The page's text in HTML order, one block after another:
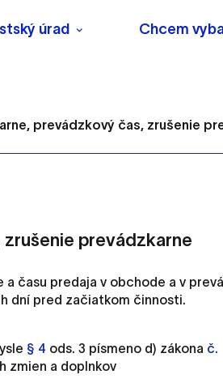
úrad Chcem
prevádzkový čas, zrušenie
prevádzkarne
času predaja v obchode a v
dní pred začiatkom činnosti.
§ 4 ods. 3 písmeno d) zákona č.
zmien a doplnkov
stránky môžu ukladať
prehliadač zapamätoval Vaše
povoliť